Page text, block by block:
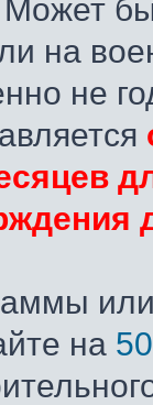
Может
на
не
на